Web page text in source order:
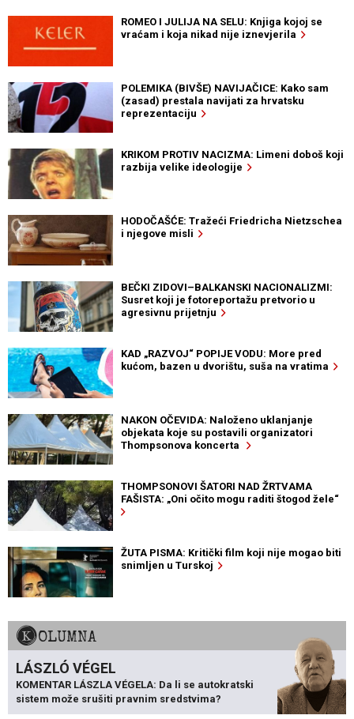
ROMEO I JULIJA NA SELU: Knjiga kojoj se
vraćam i koja nikad nije iznevjerila
POLEMIKA (BIVŠE) NAVIJAČICE: Kako sam
(zasad) prestala navijati za hrvatsku
reprezentaciju
KRIKOM PROTIV NACIZMA: Limeni doboš koji
razbija velike ideologije
HODOČAŠĆE: Tražeći Friedricha Nietzschea
i njegove misli
BEČKI ZIDOVI–BALKANSKI NACIONALIZMI:
Susret koji je fotoreportažu pretvorio u
agresivnu prijetnju
KAD „RAZVOJ“ POPIJE VODU: More pred
kućom, bazen u dvorištu, suša na vratima
NAKON OČEVIDA: Naloženo uklanjanje
objekata koje su postavili organizatori
Thompsonova koncerta
THOMPSONOVI ŠATORI NAD ŽRTVAMA
FAŠISTA: „Oni očito mogu raditi štogod žele“
ŽUTA PISMA: Kritički film koji nije mogao biti
snimljen u Turskoj
KOLUMNA
LÁSZLÓ VÉGEL
KOMENTAR LÁSZLA VÉGELA: Da li se autokratski
sistem može srušiti pravnim sredstvima?